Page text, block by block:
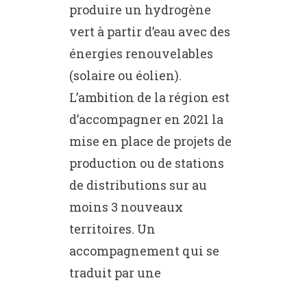
produire un hydrogène
vert à partir d’eau avec des
énergies renouvelables
(solaire ou éolien).
L’ambition de la région est
d’accompagner en 2021 la
mise en place de projets de
production ou de stations
de distributions sur au
moins 3 nouveaux
territoires. Un
accompagnement qui se
traduit par une